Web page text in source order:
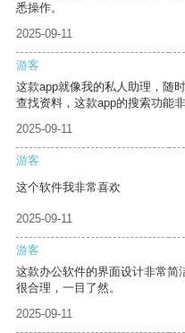
悉操作。
2025-09-11
游客
这款app就像我的私人助理，随
查找资料，这款app的搜索功能
2025-09-11
游客
这个软件我非常喜欢
2025-09-11
游客
这款办公软件的界面设计非常简
很合理，一目了然。
2025-09-11